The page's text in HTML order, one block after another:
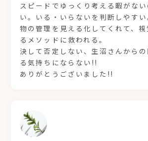
スピードでゆっくり考える暇がな
い。いる・いらないを判断しやすい
物の管理を見える化してくれて、
るメソッドに救われる。
決して否定しない、生沼さんから
る気持ちにならない!!
ありがとうございました!!